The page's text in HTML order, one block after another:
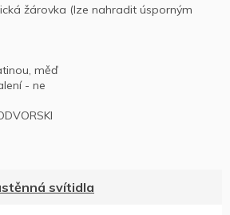
žárovka (lze nahradit úsporným
měď
- ne
svítidla